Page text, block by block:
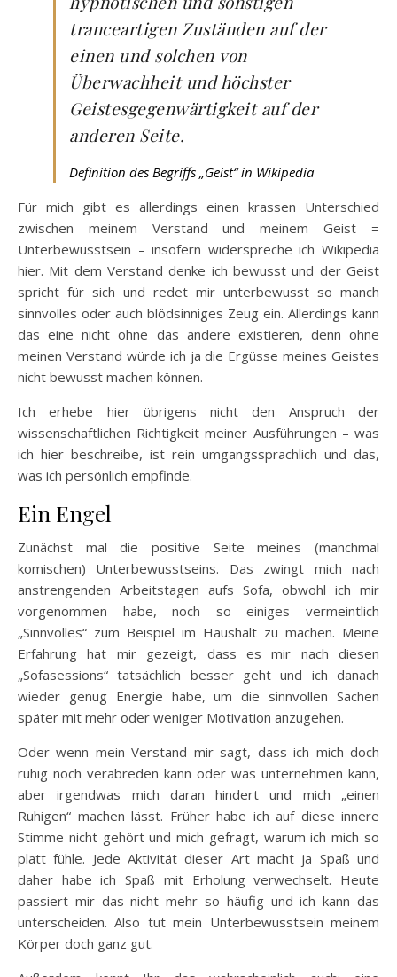
tranceartigen Zuständen auf der
einen und solchen von
Überwachheit und höchster
Geistesgegenwärtigkeit auf der
anderen Seite.
Definition des Begriffs „Geist“ in Wikipedia
Für mich gibt es allerdings einen krassen Unterschied
zwischen meinem Verstand und meinem Geist =
Unterbewusstsein – insofern widerspreche ich Wikipedia
hier. Mit dem Verstand denke ich bewusst und der Geist
spricht für sich und redet mir unterbewusst so manch
sinnvolles oder auch blödsinniges Zeug ein. Allerdings kann
das eine nicht ohne das andere existieren, denn ohne
meinen Verstand würde ich ja die Ergüsse meines Geistes
nicht bewusst machen können.
Ich erhebe hier übrigens nicht den Anspruch der
wissenschaftlichen Richtigkeit meiner Ausführungen – was
ich hier beschreibe, ist rein umgangssprachlich und das,
was ich persönlich empfinde.
Ein Engel
Zunächst mal die positive Seite meines (manchmal
komischen) Unterbewusstseins. Das zwingt mich nach
anstrengenden Arbeitstagen aufs Sofa, obwohl ich mir
vorgenommen habe, noch so einiges vermeintlich
„Sinnvolles“ zum Beispiel im Haushalt zu machen. Meine
Erfahrung hat mir gezeigt, dass es mir nach diesen
„Sofasessions“ tatsächlich besser geht und ich danach
wieder genug Energie habe, um die sinnvollen Sachen
später mit mehr oder weniger Motivation anzugehen.
Oder wenn mein Verstand mir sagt, dass ich mich doch
ruhig noch verabreden kann oder was unternehmen kann,
aber irgendwas mich daran hindert und mich „einen
Ruhigen“ machen lässt. Früher habe ich auf diese innere
Stimme nicht gehört und mich gefragt, warum ich mich so
platt fühle. Jede Aktivität dieser Art macht ja Spaß und
daher habe ich Spaß mit Erholung verwechselt. Heute
passiert mir das nicht mehr so häufig und ich kann das
unterscheiden. Also tut mein Unterbewusstsein meinem
Körper doch ganz gut.